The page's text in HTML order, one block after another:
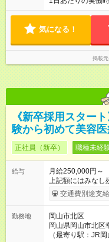
休憩時間 12：00
気になる！
掲載
《新卒採用スター
験から初めて美容
正社員（新卒） 職種未経
給与
月給250,000円～
上記額にはみなし
ます。 みなし残
◆インセンティブを支給◆ 頑張りに応じて、
【年収800万円】
【試用期間】試用
と給与に、本採
交通費別途支
勤務地
岡山市北区
岡山県岡山市北区
（最寄り駅：JR岡